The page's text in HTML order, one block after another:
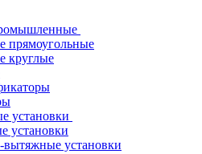
прямоугольные
круглые
установки
установки
установки